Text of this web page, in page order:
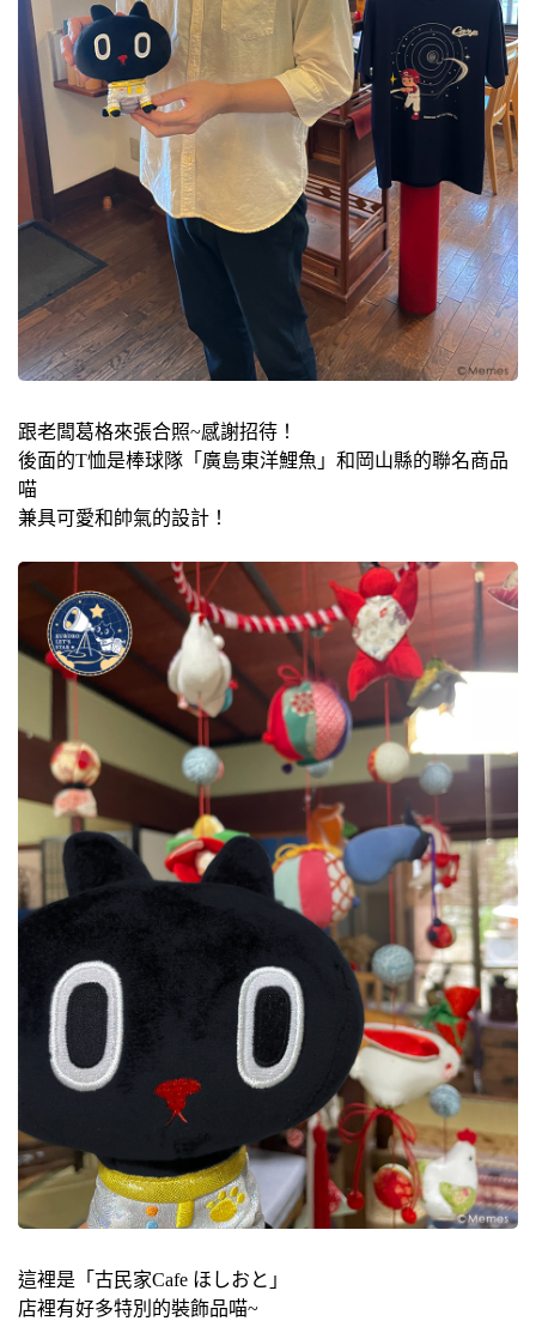
跟老闆葛格來張合照~感謝招待！
後面的T恤是棒球隊「廣島東洋鯉魚」和岡山縣的聯名商品
喵
兼具可愛和帥氣的設計！
這裡是「古民家Cafe ほしおと」
店裡有好多特別的裝飾品喵~